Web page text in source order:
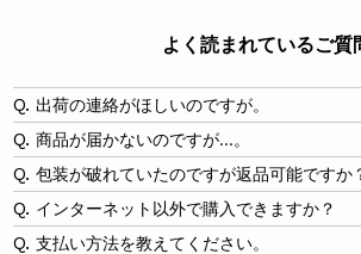
よく読まれているご質
出荷の連絡がほしいのですが。
商品が届かないのですが…。
包装が破れていたのですが返品可能ですか
インターネット以外で購入できますか？
支払い方法を教えてください。